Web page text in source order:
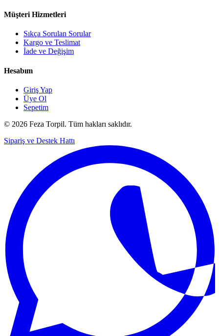
Müşteri Hizmetleri
Sıkça Sorulan Sorular
Kargo ve Teslimat
İade ve Değişim
Hesabım
Giriş Yap
Üye Ol
Sepetim
© 2026 Feza Torpil. Tüm hakları saklıdır.
Sipariş ve Destek Hattı